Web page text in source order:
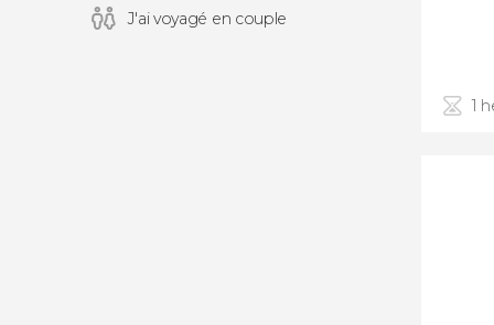
J'ai voyagé en couple
1